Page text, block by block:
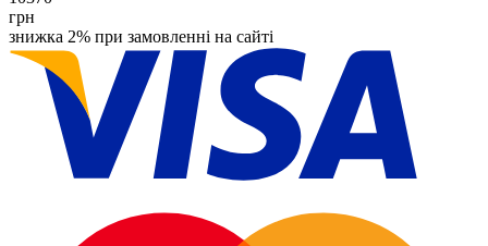
грн
знижка 2% при замовленні на сайті